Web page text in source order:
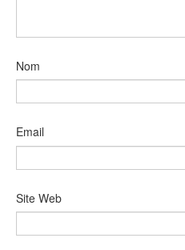
Nom
Email
Site Web